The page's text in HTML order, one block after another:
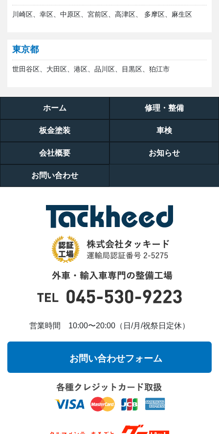
川崎区、幸区、中原区、宮前区、高津区、 多摩区、麻生区
東京都
世田谷区、大田区、港区、品川区、目黒区、狛江市
営業時間 10:00〜20:00（日/月/祝祭日定休）
お問い合わせフォーム
ホーム 修理・整備
板金塗装 車検
会社概要 お知らせ
お問い合わせ